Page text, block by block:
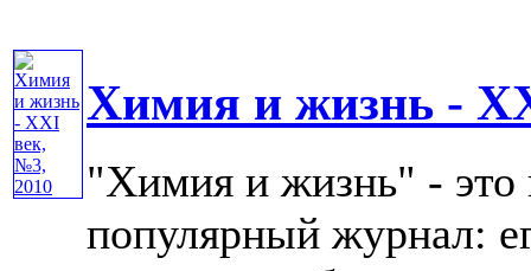
Химия и жизнь -
"Химия и жизнь" -
популярный журнал: